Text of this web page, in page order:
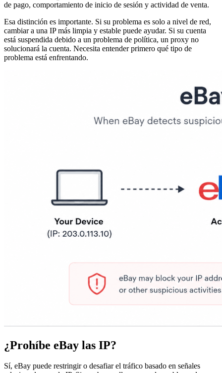
de pago, comportamiento de inicio de sesión y actividad de venta.
Esa distinción es importante. Si su problema es solo a nivel de red,
cambiar a una IP más limpia y estable puede ayudar. Si su cuenta
está suspendida debido a un problema de política, un proxy no
solucionará la cuenta. Necesita entender primero qué tipo de
problema está enfrentando.
¿Prohíbe eBay las IP?
Sí, eBay puede restringir o desafiar el tráfico basado en señales